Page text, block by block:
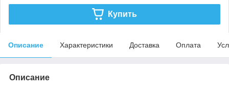
Купить
Описание Характеристики Доставка Оплата
Описание